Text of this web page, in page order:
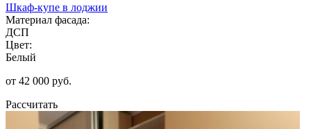
Шкаф-купе в лоджии
Материал фасада:
ДСП
Цвет:
Белый
от 42 000 руб.
Рассчитать